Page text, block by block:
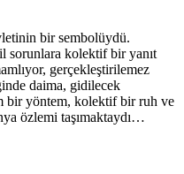
bir sembolüydü.
sorunlara kolektif bir yanıt
gerçekleştirilemez
daima, gidilecek
bir yöntem, kolektif bir ruh ve
özlemi taşımaktaydı…